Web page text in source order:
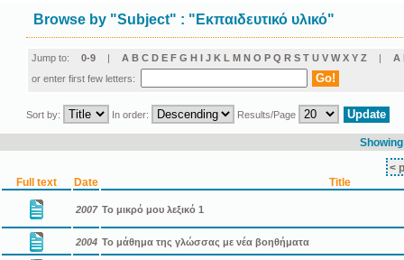
Browse by "Subject" : "Εκπαιδευτικό υλικό"
Jump to: 0-9 | A B C D E F G H I J K L M N O P Q R S T U V W X Y Z | Α
or enter first few letters:
Sort by: In order: Results/Page
<
Full text
Date Title
2007 Το μικρό μου λεξικό 1
2004 Το μάθημα της γλώσσας με νέα βοηθήματα